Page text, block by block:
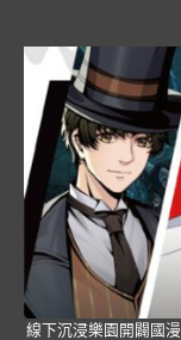
線下沉浸樂園開闢國